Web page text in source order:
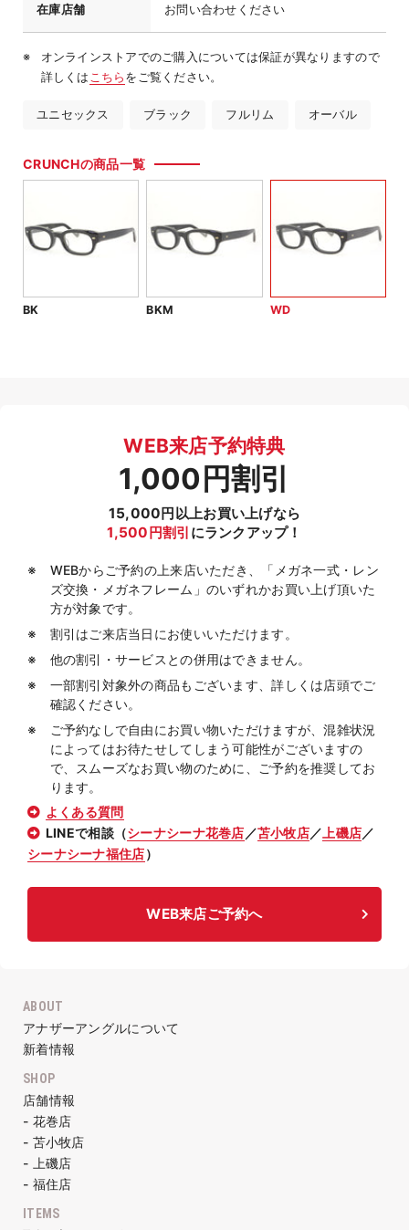
在庫店舗 お問い合わせください
オンラインストアでのご購入については保証が異なりますので
詳しくは こちらをご覧ください。
ユニセックス ブラック フルリム オーバル
CRUNCHの商品一覧
BK BKM WD
WEB来店予約特典
1,000円割引
15,000円以上お買い上げなら
1,500円割引 にランクアップ！
WEBからご予約の上来店いただき、「メガネ一式・レン
ズ交換・メガネフレーム」のいずれかお買い上げ頂いた
方が対象です。
割引はご来店当日にお使いいただけます。
他の割引・サービスとの併用はできません。
一部割引対象外の商品もございます、詳しくは店頭でご
確認ください。
ご予約なしで自由にお買い物いただけますが、混雑状況
によってはお待たせしてしまう可能性がございますの
で、スムーズなお買い物のために、ご予約を推奨してお
ります。
よくある質問
LINEで相談（シーナシーナ花巻店 ／苫小牧店／ 上磯店／
シーナシーナ福住店）
WEB来店ご予約へ
ABOUT
アナザーアングルについて
新着情報
SHOP
店舗情報
- 花巻店
- 苫小牧店
- 上磯店
- 福住店
ITEMS